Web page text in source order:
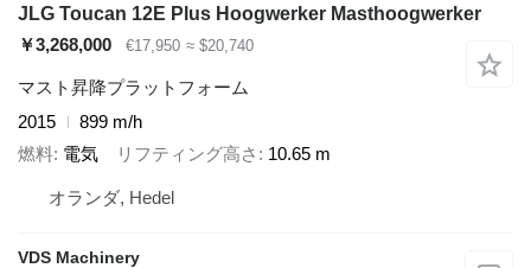
JLG Toucan 12E Plus Hoogwerker Masthoogwerker
￥3,268,000
€17,950 ≈ $20,740
マスト昇降プラットフォーム
2015
899 m/h
燃料 電気 リフティング高さ 10.65 m
オランダ, Hedel
VDS Machinery